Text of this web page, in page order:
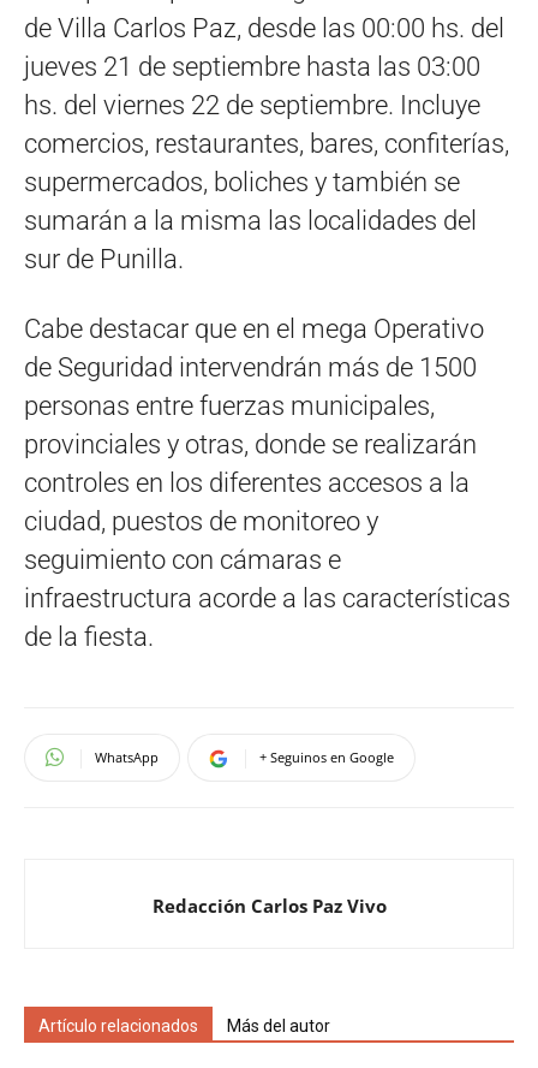
de Villa Carlos Paz, desde las 00:00 hs. del
jueves 21 de septiembre hasta las 03:00
hs. del viernes 22 de septiembre. Incluye
comercios, restaurantes, bares, confiterías,
supermercados, boliches y también se
sumarán a la misma las localidades del
sur de Punilla.
Cabe destacar que en el mega Operativo
de Seguridad intervendrán más de 1500
personas entre fuerzas municipales,
provinciales y otras, donde se realizarán
controles en los diferentes accesos a la
ciudad, puestos de monitoreo y
seguimiento con cámaras e
infraestructura acorde a las características
de la fiesta.
WhatsApp + Seguinos en Google
Redacción Carlos Paz Vivo
Artículo relacionados Más del autor